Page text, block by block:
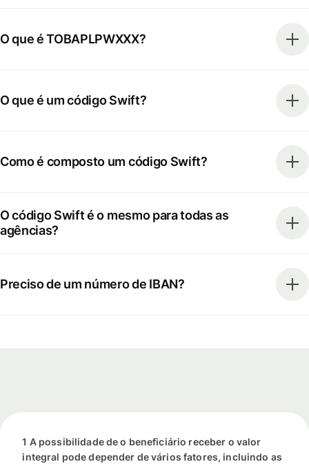
O que é TOBAPLPWXXX?
O que é um código Swift?
Como é composto um código Swift?
O código Swift é o mesmo para todas as
agências?
Preciso de um número de IBAN?
1 A possibilidade de o beneficiário receber o valor
integral pode depender de vários fatores, incluindo as